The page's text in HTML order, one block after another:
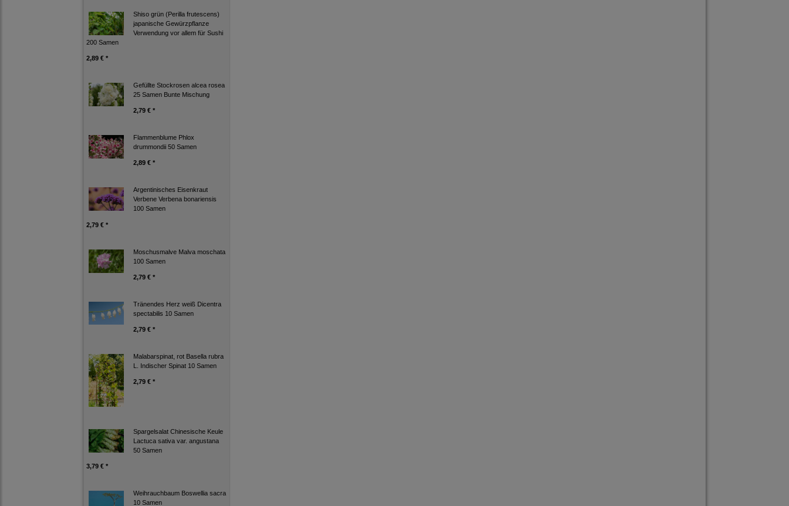
Shiso grün (Perilla frutescens)
japanische Gewürzpflanze
Verwendung vor allem für Sushi
200 Samen
2,89 € *
Gefüllte Stockrosen alcea rosea
25 Samen Bunte Mischung
2,79 € *
Flammenblume Phlox
drummondii 50 Samen
2,89 € *
Argentinisches Eisenkraut
Verbene Verbena bonariensis
100 Samen
2,79 € *
Moschusmalve Malva moschata
100 Samen
2,79 € *
Tränendes Herz weiß Dicentra
spectabilis 10 Samen
2,79 € *
Malabarspinat, rot Basella rubra
L. Indischer Spinat 10 Samen
2,79 € *
Spargelsalat Chinesische Keule
Lactuca sativa var. angustana
50 Samen
3,79 € *
Weihrauchbaum Boswellia sacra
10 Samen